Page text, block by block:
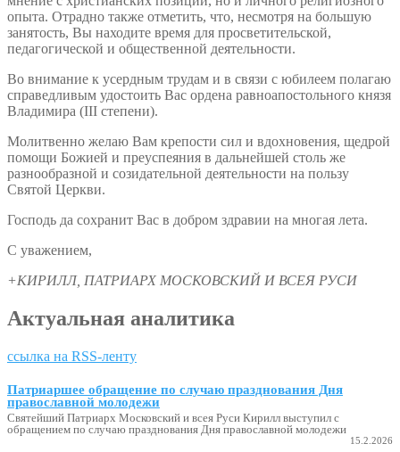
опыта. Отрадно также отметить, что, несмотря на большую
занятость, Вы находите время для просветительской,
педагогической и общественной деятельности.
Во внимание к усердным трудам и в связи с юбилеем полагаю
справедливым удостоить Вас ордена равноапостольного князя
Владимира (III степени).
Молитвенно желаю Вам крепости сил и вдохновения, щедрой
помощи Божией и преуспеяния в дальнейшей столь же
разнообразной и созидательной деятельности на пользу
Святой Церкви.
Господь да сохранит Вас в добром здравии на многая лета.
С уважением,
+КИРИЛЛ, ПАТРИАРХ МОСКОВСКИЙ И ВСЕЯ РУСИ
Актуальная аналитика
ссылка на RSS-ленту
Патриаршее обращение по случаю празднования Дня
православной молодежи
Святейший Патриарх Московский и всея Руси Кирилл выступил с
обращением по случаю празднования Дня православной молодежи
15.2.2026